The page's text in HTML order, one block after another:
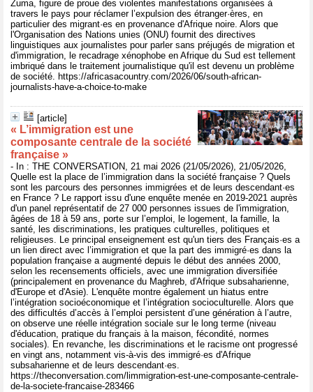
Zuma, figure de proue des violentes manifestations organisées à
travers le pays pour réclamer l’expulsion des étranger·ères, en
particulier des migrant·es en provenance d'Afrique noire. Alors que
l'Organisation des Nations unies (ONU) fournit des directives
linguistiques aux journalistes pour parler sans préjugés de migration et
d'immigration, le recadrage xénophobe en Afrique du Sud est tellement
imbriqué dans le traitement journalistique qu'il est devenu un problème
de société. https://africasacountry.com/2026/06/south-african-
journalists-have-a-choice-to-make
[article]
« L’immigration est une
composante centrale de la société
française »
- In : THE CONVERSATION, 21 mai 2026 (21/05/2026), 21/05/2026,
Quelle est la place de l’immigration dans la société française ? Quels
sont les parcours des personnes immigrées et de leurs descendant·es
en France ? Le rapport issu d'une enquête menée en 2019-2021 auprès
d'un panel représentatif de 27 000 personnes issues de l'immigration,
âgées de 18 à 59 ans, porte sur l’emploi, le logement, la famille, la
santé, les discriminations, les pratiques culturelles, politiques et
religieuses. Le principal enseignement est qu'un tiers des Français·es a
un lien direct avec l’immigration et que la part des immigré·es dans la
population française a augmenté depuis le début des années 2000,
selon les recensements officiels, avec une immigration diversifiée
(principalement en provenance du Maghreb, d'Afrique subsaharienne,
d'Europe et d'Asie). L'enquête montre également un hiatus entre
l’intégration socioéconomique et l’intégration socioculturelle. Alors que
des difficultés d’accès à l’emploi persistent d’une génération à l’autre,
on observe une réelle intégration sociale sur le long terme (niveau
d'éducation, pratique du français à la maison, fécondité, normes
sociales). En revanche, les discriminations et le racisme ont progressé
en vingt ans, notamment vis-à-vis des immigré·es d'Afrique
subsaharienne et de leurs descendant·es.
https://theconversation.com/limmigration-est-une-composante-centrale-
de-la-societe-francaise-283466